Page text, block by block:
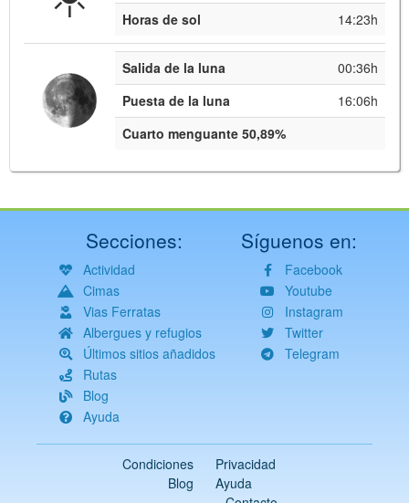
Horas de sol
14:23h
Salida de la luna
00:36h
Puesta de la luna
16:06h
Cuarto menguante 50,89%
Secciones:
Actividad
Cimas
Vias Ferratas
Albergues y refugios
Últimos sitios añadidos
Rutas
Blog
Ayuda
Síguenos en:
Facebook
Youtube
Instagram
Twitter
Telegram
Condiciones
Privacidad
Blog
Ayuda